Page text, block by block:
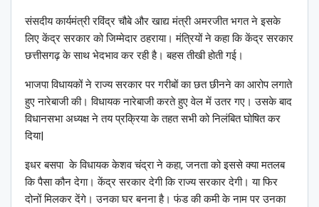
संसदीय कार्यमंत्री रविंद्र चौबे और खाद्य मंत्री अमरजीत भगत ने इसके
लिए केंद्र सरकार को जिम्मेदार ठहराया। मंत्रियों ने कहा कि केंद्र सरकार
छत्तीसगढ़ के साथ भेदभाव कर रही है। बहस तीखी होती गई।
भाजपा विधायकों ने राज्य सरकार पर गरीबों का छत छीनने का आरोप लगाते
हुए नारेबाजी की। विधायक नारेबाजी करते हुए वेल में उतर गए। उसके बाद
विधानसभा अध्यक्ष ने तय प्रक्रिया के तहत सभी को निलंबित घोषित कर
दिया|
इधर बसपा के विधायक केशव चंद्रा ने कहा, जनता को इससे क्या मतलब
कि पैसा कौन देगा। केंद्र सरकार देगी कि राज्य सरकार देगी। या फिर
दोनों मिलकर देंगे। उनका घर बनना है। फंड की कमी के नाम पर उनका